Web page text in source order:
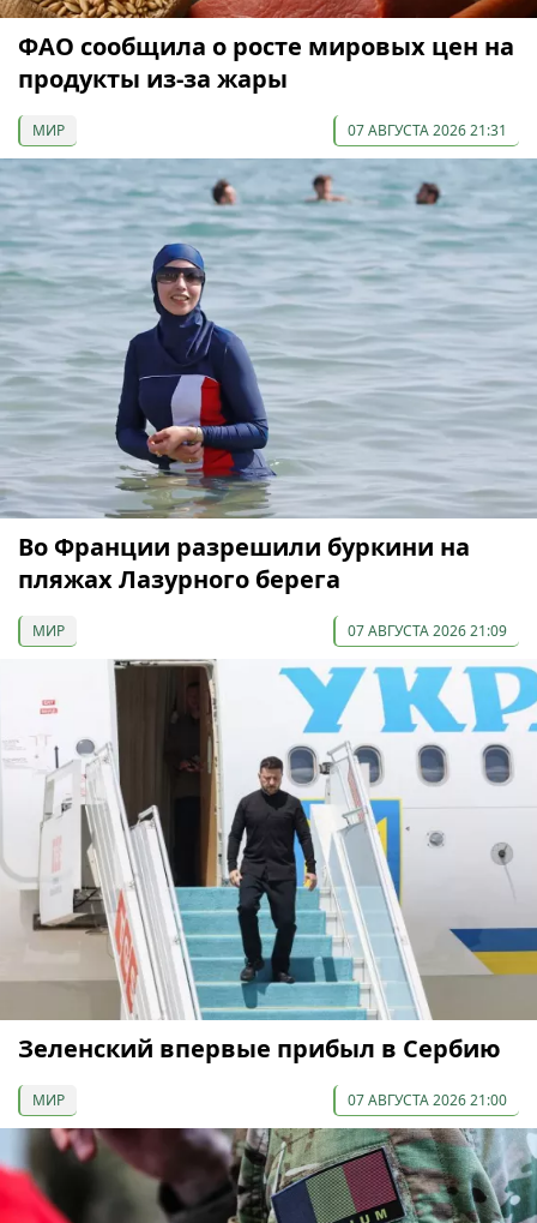
ФАО сообщила о росте мировых цен на
продукты из-за жары
МИР 07 АВГУСТА 2026 21:31
Во Франции разрешили буркини на
пляжах Лазурного берега
МИР 07 АВГУСТА 2026 21:09
Зеленский впервые прибыл в Сербию
МИР 07 АВГУСТА 2026 21:00